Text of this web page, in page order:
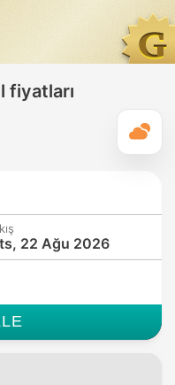
fiyatları
22 Ağu 2026